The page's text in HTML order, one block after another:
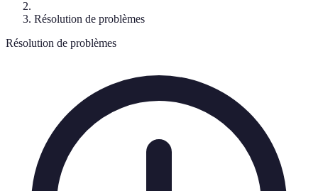
Résolution de problèmes
Résolution de problèmes